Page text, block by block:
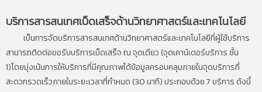
บริการสารสนเทศเบ็ดเสร็จด้านวิทยาศาสตร์และเทคโนโลยี
เป็นการจัดบริการสารสนเทศด้านวิทยาศาสตร์และเทคโนโลยีที่ผู้ใช้บริการ
สามารถติดต่อขอรับบริการเบ็ดเสร็จ ณ จุดเดียว (จุดเคาน์เตอร์บริการ ชั้น
1)โดยมุ่งเน้นการให้บริการที่มีคุณภาพได้ข้อมูลครอบคลุมภายในจุดบริการที่
สะดวกรวดเร็วภายในระยะเวลาที่กำหนด (30 นาที) ประกอบด้วย 7 บริการ ดังนี้